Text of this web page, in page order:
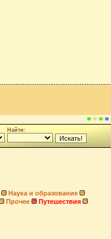
Найти:
Наука и образование
Прочее
Путешествия